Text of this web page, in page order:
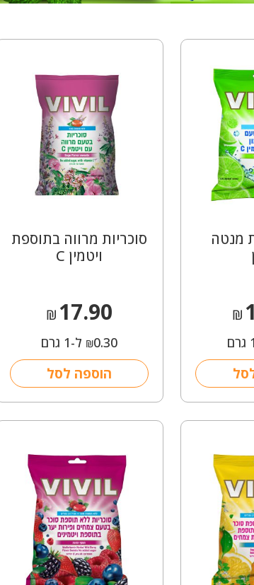
מנטה
₪
סוכריות מרווה בתוספת
ויטמין C
₪ 17.90
₪0.30 ל-1 גרם
הוספה לסל